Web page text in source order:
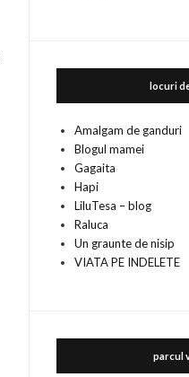
locuri
Amalgam de ganduri
Blogul mamei
Gagaita
Hapi
LiluTesa – blog
Raluca
Un graunte de nisip
VIATA PE INDELETE
parcul